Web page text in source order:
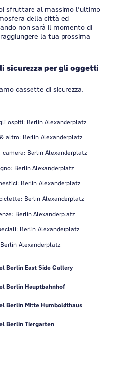
sfruttare al massimo l'ultimo
della città ed
non sarà il momento di
la tua prossima
sicurezza per gli oggetti
cassette di sicurezza.
ospiti: Berlin Alexanderplatz
altro: Berlin Alexanderplatz
camera: Berlin Alexanderplatz
Berlin Alexanderplatz
Berlin Alexanderplatz
Berlin Alexanderplatz
Berlin Alexanderplatz
Berlin Alexanderplatz
Alexanderplatz
Berlin East Side Gallery
Berlin Hauptbahnhof
Berlin Mitte Humboldthaus
Berlin Tiergarten